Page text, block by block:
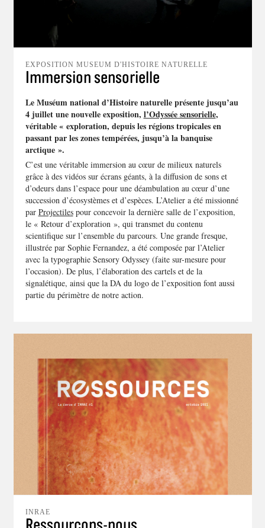
EXPOSITION MUSEUM D'HISTOIRE NATURELLE
Immersion sensorielle
Le Muséum national d’Histoire naturelle présente jusqu’au
4 juillet une nouvelle exposition, l’Odyssée sensorielle,
véritable « exploration, depuis les régions tropicales en
passant par les zones tempérées, jusqu’à la banquise
arctique ».
C’est une véritable immersion au cœur de milieux naturels
grâce à des vidéos sur écrans géants, à la diffusion de sons et
d’odeurs dans l’espace pour une déambulation au cœur d’une
succession d’écosystèmes et d’espèces. L’Atelier a été missionné
par Projectilespour concevoir la dernière salle de l’exposition,
le « Retour d’exploration », qui transmet du contenu
scientifique sur l’ensemble du parcours. Une grande fresque,
illustrée par Sophie Fernandez, a été composée par l’Atelier
avec la typographie Sensory Odyssey (faite sur-mesure pour
l’occasion). De plus, l’élaboration des cartels et de la
signalétique, ainsi que la DA du logo de l’exposition font aussi
partie du périmètre de notre action.
INRAE
Ressourçons-nous